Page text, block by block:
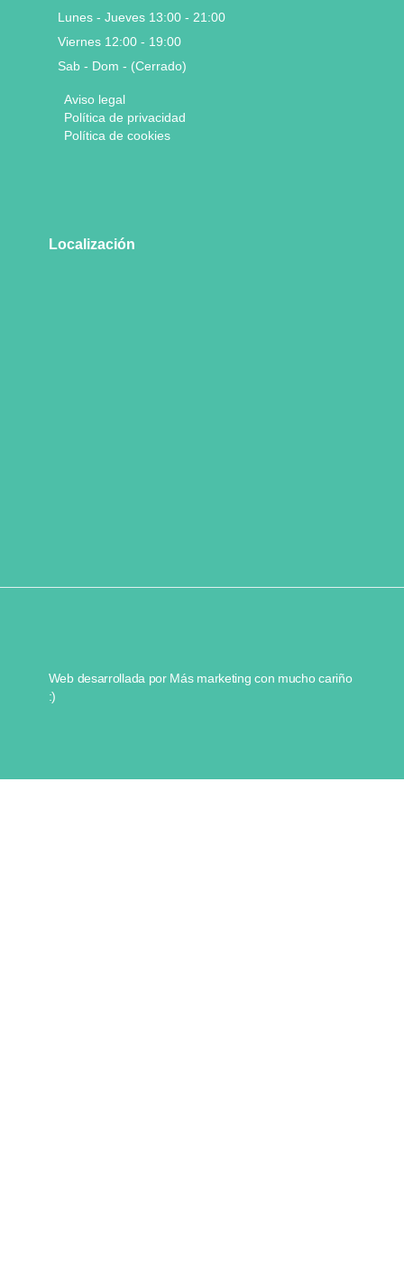
Lunes - Jueves 13:00 - 21:00
Viernes 12:00 - 19:00
Sab - Dom - (Cerrado)
Aviso legal
Política de privacidad
Política de cookies
Localización
Web desarrollada por Más marketing con mucho cariño
:)